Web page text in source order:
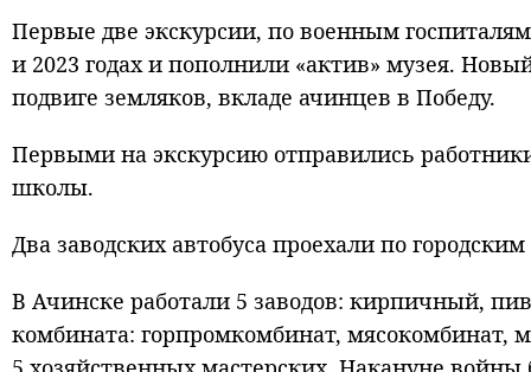
Первые две экскурсии, по военным
и 2023 годах и пополнили «актив» музея.
подвиге земляков, вкладе ачинцев в Победу.
Первыми на экскурсию отправились
школы.
Два заводских автобуса проехали по
В Ачинске работали 5 заводов: кирпичный,
комбината: горпромкомбинат, мясокомбинат,